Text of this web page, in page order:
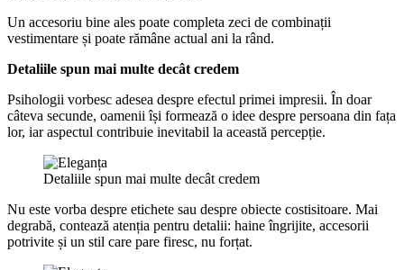
Un accesoriu bine ales poate completa zeci de combinații
vestimentare și poate rămâne actual ani la rând.
Detaliile spun mai multe decât credem
Psihologii vorbesc adesea despre efectul primei impresii. În doar
câteva secunde, oamenii își formează o idee despre persoana din fața
lor, iar aspectul contribuie inevitabil la această percepție.
Detaliile spun mai multe decât credem
Nu este vorba despre etichete sau despre obiecte costisitoare. Mai
degrabă, contează atenția pentru detalii: haine îngrijite, accesorii
potrivite și un stil care pare firesc, nu forțat.